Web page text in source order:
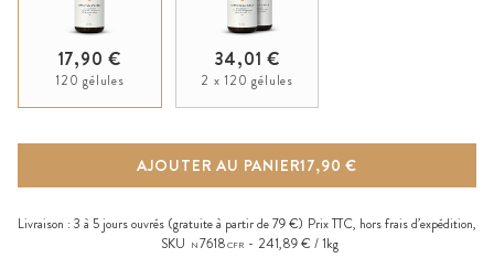
17,90 €
120 gélules
34,01 €
2 x 120 gélules
AJOUTER AU PANIER17,90 €
Livraison : 3 à 5 jours ouvrés (gratuite à partir de 79 €) Prix TTC, horsfrais d’expédition,
SKU
N7618CFR 241,89 € / 1kg